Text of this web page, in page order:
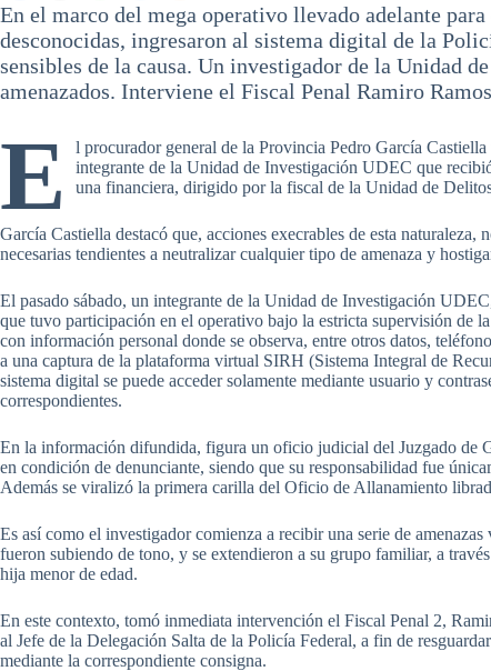
En el marco del mega operativo llevado adelante
desconocidas, ingresaron al sistema digital de la
sensibles de la causa. Un investigador de la Unidad
amenazados. Interviene el Fiscal Penal Ramiro
E
l procurador general de la Provincia Pedro García
integrante de la Unidad de Investigación UDEC que
una financiera, dirigido por la fiscal de la Unidad de
García Castiella destacó que, acciones execrables de esta
necesarias tendientes a neutralizar cualquier tipo de amenaza y
El pasado sábado, un integrante de la Unidad de Investigación
que tuvo participación en el operativo bajo la estricta supervisión de
con información personal donde se observa, entre otros datos,
a una captura de la plataforma virtual SIRH (Sistema Integral de
sistema digital se puede acceder solamente mediante usuario y
correspondientes.
En la información difundida, figura un oficio judicial del Juzgado de
en condición de denunciante, siendo que su responsabilidad fue
Además se viralizó la primera carilla del Oficio de Allanamiento
Es así como el investigador comienza a recibir una serie de
fueron subiendo de tono, y se extendieron a su grupo familiar, a
hija menor de edad.
En este contexto, tomó inmediata intervención el Fiscal Penal 2,
al Jefe de la Delegación Salta de la Policía Federal, a fin de
mediante la correspondiente consigna.